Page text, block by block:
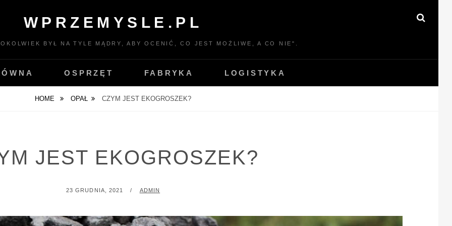
WPRZEMYSLE.PL
BYŁ NA TYLE MĄDRY, ABY OCENIĆ, CO JEST MOŻLIWE, A CO NIE".
OSPRZĘT FABRYKA LOGISTYKA
HOME OPAŁ CZYM JEST EKOGROSZEK?
JEST EKOGROSZEK?
POSTED
23 GRUDNIA, 2021 BY
ADMIN